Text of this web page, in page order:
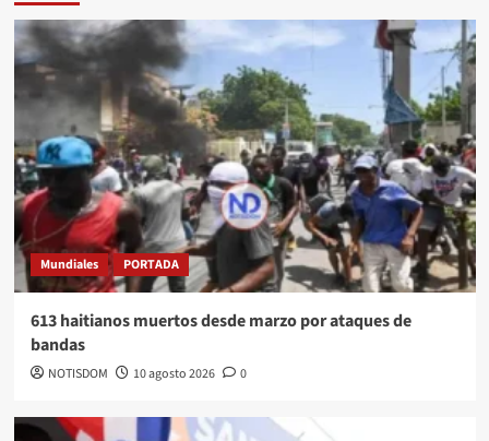
Mundiales PORTADA
613 haitianos muertos desde marzo por ataques de
bandas
NOTISDOM 10 agosto 2026 0